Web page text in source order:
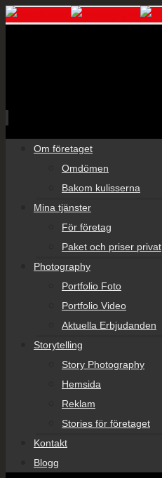
Om företaget
Omdömen
Bakom kulisserna
Mina tjänster
För företag
Paket och priser privat
Photography
Portfolio Foto
Portfolio Video
Aktuella Erbjudanden
Storytelling
Story Photography
Hemsida
Reklam
Stories för företaget
Kontakt
Blogg